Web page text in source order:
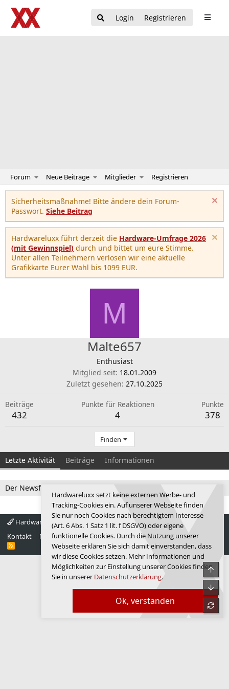
Login Registrieren
Forum Neue Beiträge Mitglieder Registrieren
Sicherheitsmaßnahme! Bitte ändere dein Forum-
Passwort. Siehe Beitrag
Hardwareluxx führt derzeit die Hardware-Umfrage 2026
(mit Gewinnspiel) durch und bittet um eure Stimme.
Unter allen Teilnehmern verlosen wir eine aktuelle
Grafikkarte Eurer Wahl bis 1099 EUR.
M
Malte657
Enthusiast
Mitglied seit 18.01.2009
Zuletzt gesehen 27.10.2025
Beiträge
432
Punkte für Reaktionen
4
Punkte
378
Finden
Letzte Aktivität Beiträge Informationen
Der Newsfeed ist zur Zeit leer.
Hardwareluxx 4.0
Deutsch
Kontakt
Nutzungsbedingungen Datenschutz Hilfe Startseite
R
Ok, verstanden
Hardwareluxx setzt keine externen Werbe- und
Tracking-Cookies ein. Auf unserer Webseite finden
Sie nur noch Cookies nach berechtigtem Interesse
(Art. 6 Abs. 1 Satz 1 lit. f DSGVO) oder eigene
funktionelle Cookies. Durch die Nutzung unserer
Webseite erklären Sie sich damit einverstanden, dass
wir diese Cookies setzen. Mehr Informationen und
Möglichkeiten zur Einstellung unserer Cookies finden
Sie in unserer Datenschutzerklärung.